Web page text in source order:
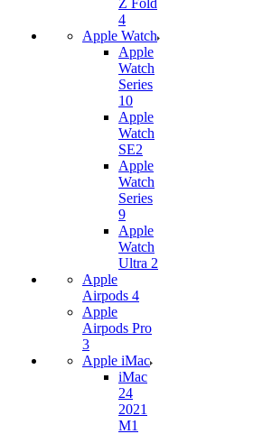
Z Fold
4
Apple Watch
Apple
Watch
Series
10
Apple
Watch
SE2
Apple
Watch
Series
9
Apple
Watch
Ultra 2
Apple
Airpods 4
Apple
Airpods Pro
3
Apple iMac
iMac
24
2021
M1